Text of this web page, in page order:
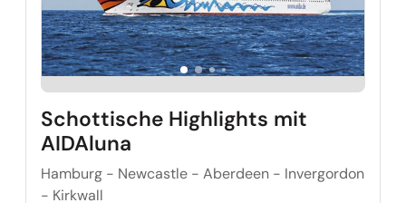
Schottische Highlights mit
AIDAluna
Hamburg - Newcastle - Aberdeen - Invergordon
- Kirkwall